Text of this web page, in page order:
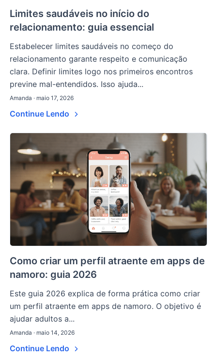
Limites saudáveis no início do
relacionamento: guia essencial
Estabelecer limites saudáveis no começo do
relacionamento garante respeito e comunicação
clara. Definir limites logo nos primeiros encontros
previne mal-entendidos. Isso ajuda...
Amanda · maio 17, 2026
Continue Lendo
Como criar um perfil atraente em apps de
namoro: guia 2026
Este guia 2026 explica de forma prática como criar
um perfil atraente em apps de namoro. O objetivo é
ajudar adultos a...
Amanda · maio 14, 2026
Continue Lendo